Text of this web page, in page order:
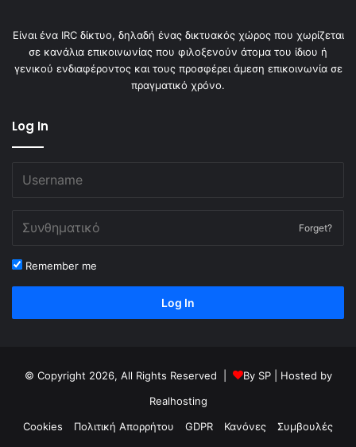
Είναι ένα IRC δίκτυο, δηλαδή ένας δικτυακός χώρος που χωρίζεται
σε κανάλια επικοινωνίας που φιλοξενούν άτομα του ίδιου ή
γενικού ενδιαφέροντος και τους προσφέρει άμεση επικοινωνία σε
πραγματικό χρόνο.
Log In
Forget?
Remember me
Log In
© Copyright 2026, All Rights Reserved | By SP| Hosted by
Realhosting
Cookies
Πολιτική Απορρήτου GDPR Κανόνες
Συμβουλές